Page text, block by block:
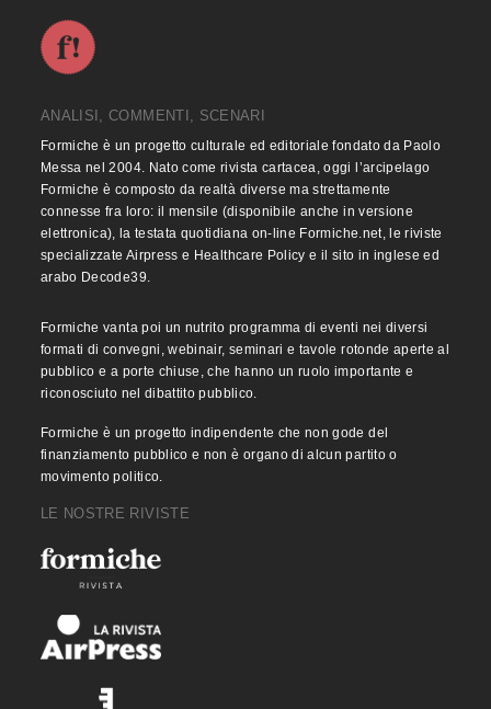
ANALISI, COMMENTI, SCENARI
Formiche è un progetto culturale ed editoriale fondato da Paolo
Messa nel 2004. Nato come rivista cartacea, oggi l’arcipelago
Formiche è composto da realtà diverse ma strettamente
connesse fra loro: il mensile (disponibile anche in versione
elettronica), la testata quotidiana on-line Formiche.net, le riviste
specializzate Airpress e Healthcare Policy e il sito in inglese ed
arabo Decode39.
Formiche vanta poi un nutrito programma di eventi nei diversi
formati di convegni, webinair, seminari e tavole rotonde aperte al
pubblico e a porte chiuse, che hanno un ruolo importante e
riconosciuto nel dibattito pubblico.
Formiche è un progetto indipendente che non gode del
finanziamento pubblico e non è organo di alcun partito o
movimento politico.
LE NOSTRE RIVISTE